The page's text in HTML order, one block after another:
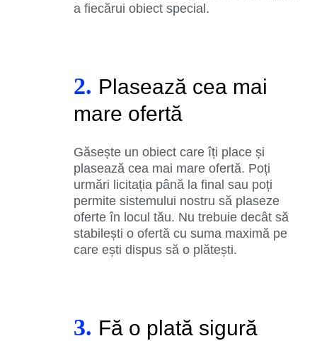
a fiecărui obiect special.
2. Plasează cea mai
mare ofertă
Găsește un obiect care îți place și
plasează cea mai mare ofertă. Poți
urmări licitația până la final sau poți
permite sistemului nostru să plaseze
oferte în locul tău. Nu trebuie decât să
stabilești o ofertă cu suma maximă pe
care ești dispus să o plătești.
3. Fă o plată sigură